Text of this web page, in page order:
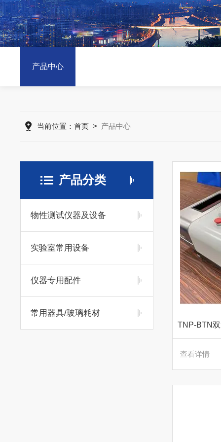
产品中心
当前位置： 首页> 产品中心
产品分类
物性测试仪器及设备
实验室常用设备
仪器专用配件
常用器具/玻璃耗材
查看详情